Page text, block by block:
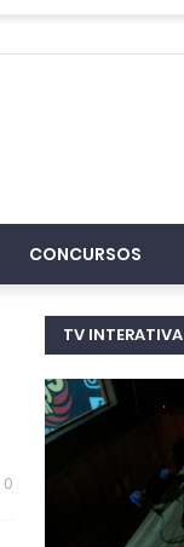
CONCURSOS
0
TV INTERATIVA